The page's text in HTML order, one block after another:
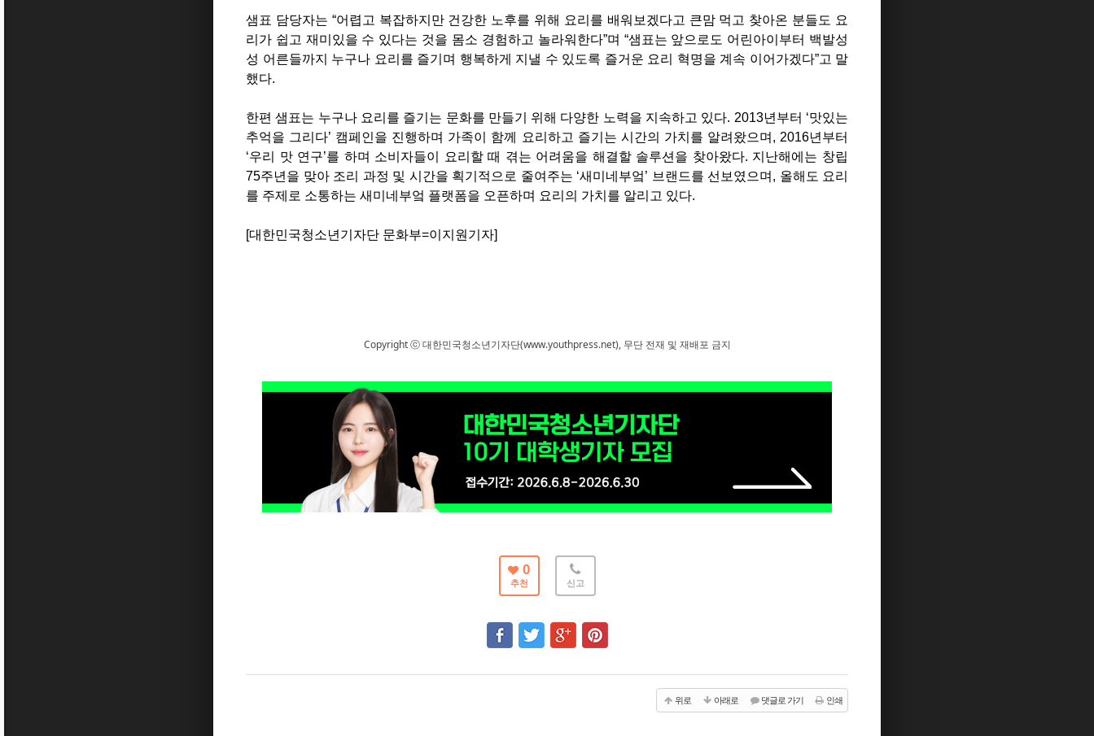
샘표 담당자는 “어렵고 복잡하지만 건강한 노후를 위해 요리를 배워보겠다고 큰맘 먹고 찾아온 분들도 요
리가 쉽고 재미있을 수 있다는 것을 몸소 경험하고 놀라워한다”며 “샘표는 앞으로도 어린아이부터 백발성
성 어른들까지 누구나 요리를 즐기며 행복하게 지낼 수 있도록 즐거운 요리 혁명을 계속 이어가겠다”고 말
했다.
한편 샘표는 누구나 요리를 즐기는 문화를 만들기 위해 다양한 노력을 지속하고 있다. 2013년부터 ‘맛있는
추억을 그리다’ 캠페인을 진행하며 가족이 함께 요리하고 즐기는 시간의 가치를 알려왔으며, 2016년부터
‘우리 맛 연구’를 하며 소비자들이 요리할 때 겪는 어려움을 해결할 솔루션을 찾아왔다. 지난해에는 창립
75주년을 맞아 조리 과정 및 시간을 획기적으로 줄여주는 ‘새미네부엌’ 브랜드를 선보였으며, 올해도 요리
를 주제로 소통하는 새미네부엌 플랫폼을 오픈하며 요리의 가치를 알리고 있다.
[대한민국청소년기자단 문화부=이지원기자]
Copyright ⓒ 대한민국청소년기자단(www.youthpress.net), 무단 전재 및 재배포 금지
0
추천 신고
위로 아래로 댓글로 가기 인쇄